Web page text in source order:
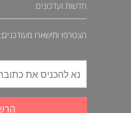
חדשות ועדכונים
הצטרפו ותישארו מעודכנים: